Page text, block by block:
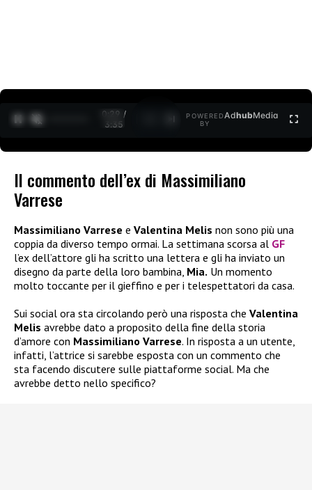
0:30 /
3:35
POWERED
BY
AdhubMedia
Il commento dell’ex di Massimiliano
Varrese
Massimiliano Varrese e Valentina Melis non sono più una
coppia da diverso tempo ormai. La settimana scorsa al GF
l’ex dell’attore gli ha scritto una lettera e gli ha inviato un
disegno da parte della loro bambina, Mia. Un momento
molto toccante per il gieffino e per i telespettatori da casa.
Sui social ora sta circolando però una risposta che Valentina
Melis avrebbe dato a proposito della fine della storia
d’amore con Massimiliano Varrese. In risposta a un utente,
infatti, l’attrice si sarebbe esposta con un commento che
sta facendo discutere sulle piattaforme social. Ma che
avrebbe detto nello specifico?